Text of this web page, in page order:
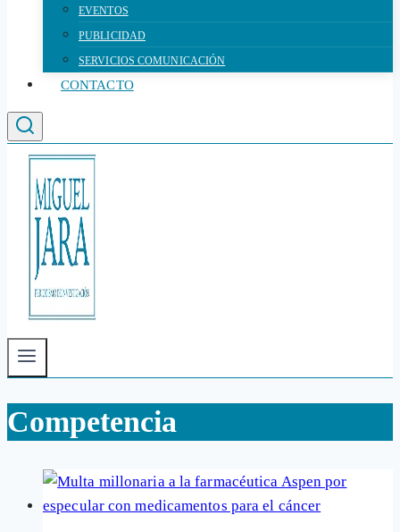
EVENTOS
PUBLICIDAD
SERVICIOS COMUNICACIÓN
CONTACTO
Competencia